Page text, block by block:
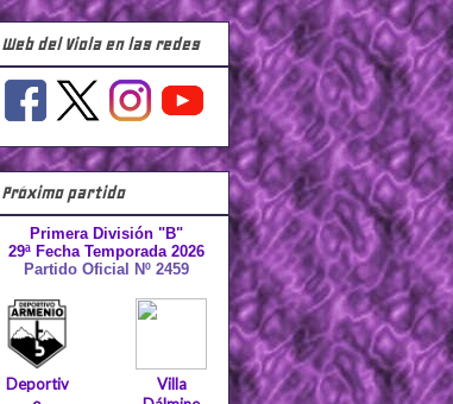
Web del Viola en las redes
Próximo partido
Primera División "B"
29ª Fecha Temporada 2026
Partido Oficial Nº 2459
Deportiv
Villa